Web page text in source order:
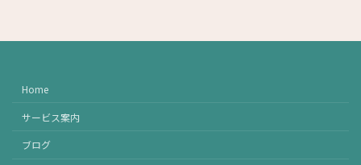
Home
サービス案内
ブログ